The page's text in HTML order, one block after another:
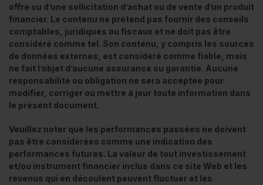
offre ou d’une sollicitation d’achat ou de vente d’un produit
financier. Le contenu ne prétend pas fournir des conseils
comptables, juridiques ou fiscaux et ne doit pas être
considéré comme tel. Son contenu, y compris les sources
de données externes, est considéré comme fiable, mais
ne fait l’objet d’aucune assurance ou garantie. Aucune
responsabilité ou obligation ne sera acceptée pour
modifier, corriger ou mettre à jour toute information dans
le présent document.
Veuillez noter que les performances passées ne doivent
pas être considérées comme une indication des
performances futures. La valeur de tout investissement
et/ou instrument financier inclus dans ce site Web et les
revenus qui en découlent peuvent fluctuer et les